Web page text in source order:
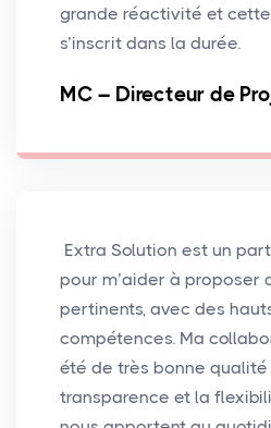
grande réactivité et
s’inscrit dans la durée.
MC – Directeur de
Extra Solution est un
pour m’aider à proposer
pertinents, avec des
compétences. Ma
été de très bonne
transparence et la